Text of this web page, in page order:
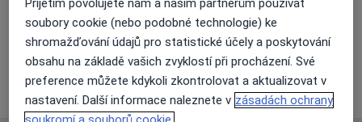
V individuální terapeutické práci se věnuji osobním,
rodinným a vztahovým tématům, která často souvisí s
nefunkčním zázemím v rodině či traumatem –
osobním i transgeneračním.
VíceO mně
Víceo zkušenostech
Přijetím povolujete nám a našim partnerům používat
soubory cookie (nebo podobné technologie) ke
shromažďování údajů pro statistické účely a poskytování
obsahu na základě vašich zvyklostí při procházení. Své
preference můžete kdykoli zkontrolovat a aktualizovat v
nastavení. Další informace naleznete v zásadách ochrany